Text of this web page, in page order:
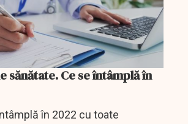
sănătate. Ce se întâmplă în
în 2022 cu toate